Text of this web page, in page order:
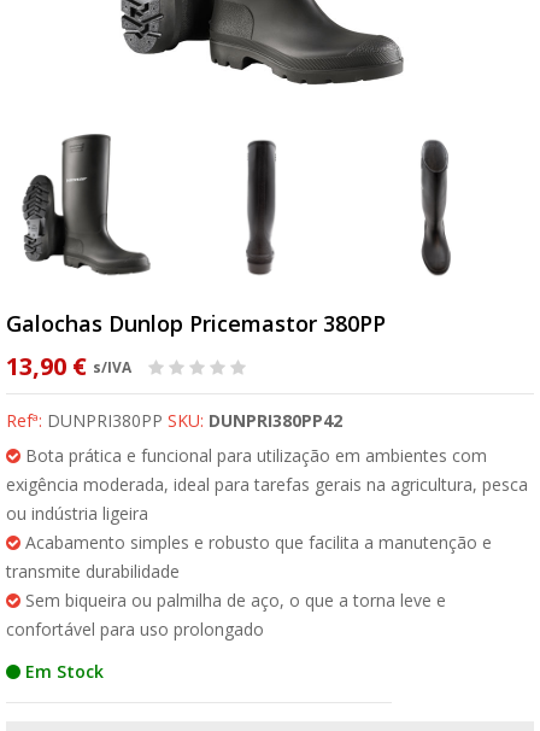
Galochas Dunlop Pricemastor 380PP
13,90 € s/IVA
Refª: DUNPRI380PP SKU: DUNPRI380PP42
Bota prática e funcional para utilização em ambientes com
exigência moderada, ideal para tarefas gerais na agricultura, pesca
ou indústria ligeira
Acabamento simples e robusto que facilita a manutenção e
transmite durabilidade
Sem biqueira ou palmilha de aço, o que a torna leve e
confortável para uso prolongado
Em Stock